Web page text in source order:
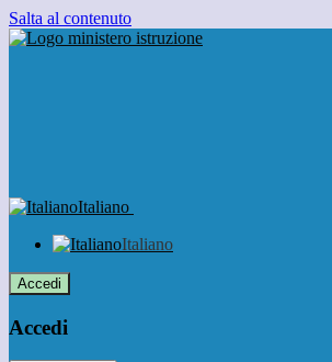
Salta al contenuto
Italiano
Italiano
Accedi
Accedi